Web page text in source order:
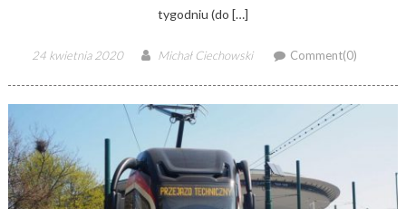
tygodniu (do […]
Posted
24 kwietnia 2020 Author
Michał Ciechowski Comment(0)